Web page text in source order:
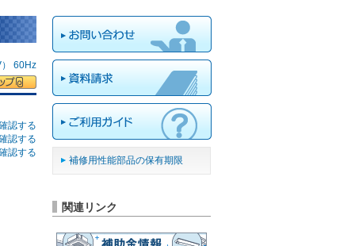
60Hz
認する
認する
認する
補修用性能部品の保有期限
関連リンク